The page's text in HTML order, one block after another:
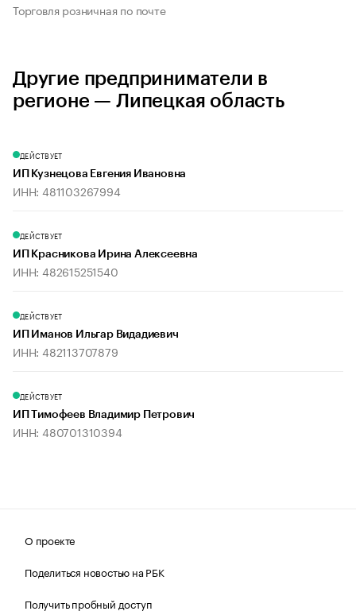
Торговля розничная по почте
Другие предприниматели в
регионе — Липецкая область
ДЕЙСТВУЕТ
ИП Кузнецова Евгения Ивановна
ИНН: 481103267994
ДЕЙСТВУЕТ
ИП Красникова Ирина Алексеевна
ИНН: 482615251540
ДЕЙСТВУЕТ
ИП Иманов Ильгар Видадиевич
ИНН: 482113707879
ДЕЙСТВУЕТ
ИП Тимофеев Владимир Петрович
ИНН: 480701310394
О проекте
Поделиться новостью на РБК
Получить пробный доступ